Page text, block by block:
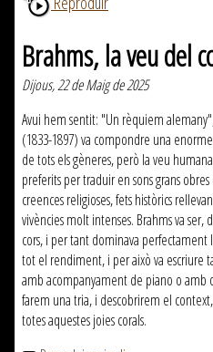
Brahms, la veu del
Dijous, 22 de Maig de 2025
Avui hem sentit: "Un rèquiem
(1833-1897) va compondre una
de tots els gèneres, però la veu
preferits per traduir en sons grans
creences religioses, fets històrics
vivències molt intenses. Brahms va
cors, i per tant dominava
tot el rendiment, i per això va escriure
amb acompanyament de piano o amb
farem una tria, i descobrirem el
totes aquestes joies corals.